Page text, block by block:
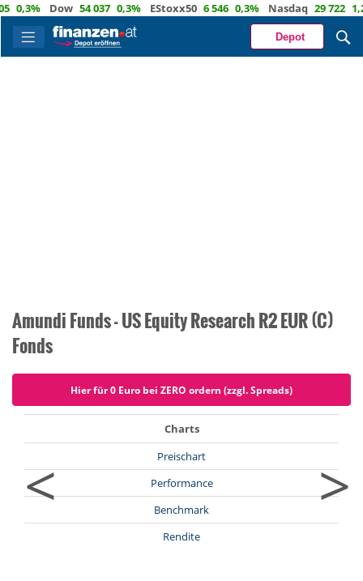
0,3% Dow 54 037 0,3% EStoxx50 6 546 0,3% Nasdaq 29 722
Depot
Amundi Funds - US Equity Research R2 EUR (C)
Fonds
Hier für 0 Euro bei ZERO ordern (zzgl. Spreads)
<
Charts
Preischart
Performance
Benchmark
Rendite
>